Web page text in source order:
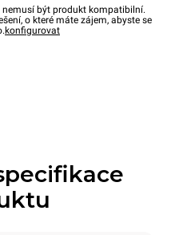
nemusí být produkt kompatibilní.
o které máte zájem, abyste se
konfigurovat